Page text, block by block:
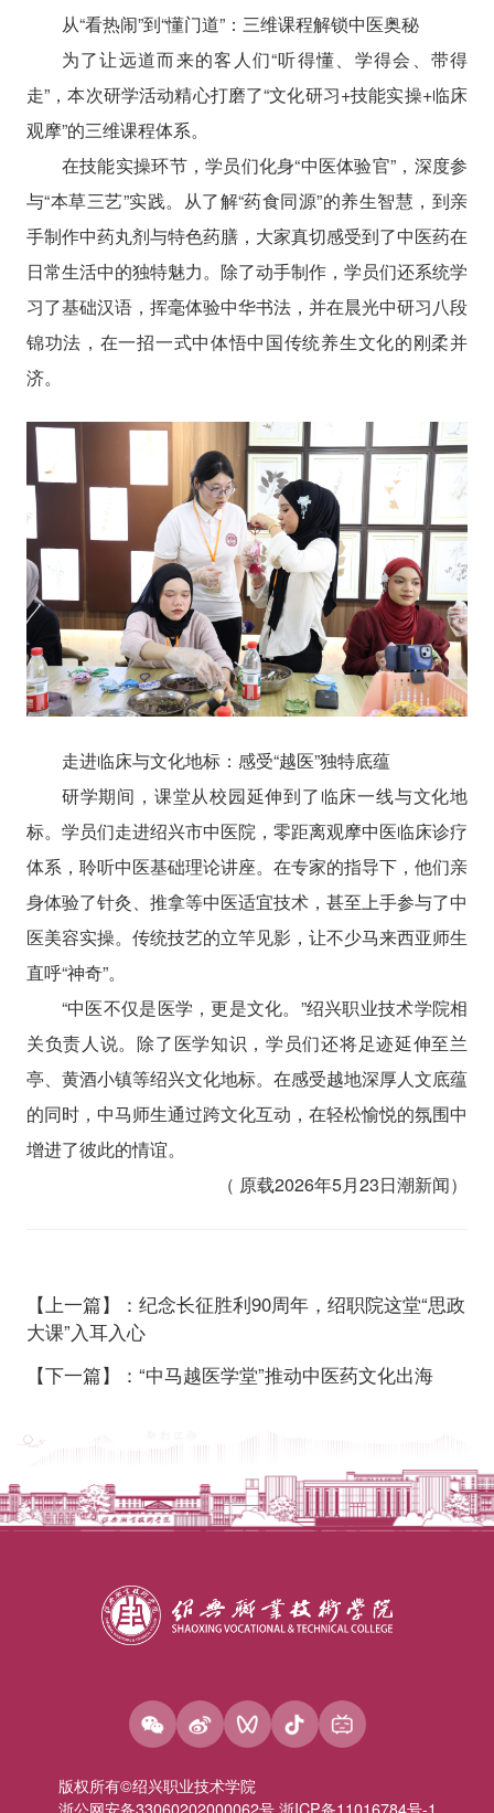
从“看热闹”到“懂门道”：三维课程解锁中医奥秘
为了让远道而来的客人们“听得懂、学得会、带得
走”，本次研学活动精心打磨了“文化研习+技能实操+临床
观摩”的三维课程体系。
在技能实操环节，学员们化身“中医体验官”，深度参
与“本草三艺”实践。从了解“药食同源”的养生智慧，到亲
手制作中药丸剂与特色药膳，大家真切感受到了中医药在
日常生活中的独特魅力。除了动手制作，学员们还系统学
习了基础汉语，挥毫体验中华书法，并在晨光中研习八段
锦功法，在一招一式中体悟中国传统养生文化的刚柔并
济。
走进临床与文化地标：感受“越医”独特底蕴
研学期间，课堂从校园延伸到了临床一线与文化地
标。学员们走进绍兴市中医院，零距离观摩中医临床诊疗
体系，聆听中医基础理论讲座。在专家的指导下，他们亲
身体验了针灸、推拿等中医适宜技术，甚至上手参与了中
医美容实操。传统技艺的立竿见影，让不少马来西亚师生
直呼“神奇”。
“中医不仅是医学，更是文化。”绍兴职业技术学院相
关负责人说。除了医学知识，学员们还将足迹延伸至兰
亭、黄酒小镇等绍兴文化地标。在感受越地深厚人文底蕴
的同时，中马师生通过跨文化互动，在轻松愉悦的氛围中
增进了彼此的情谊。
（ 原载2026年5月23日潮新闻）
【上一篇】：纪念长征胜利90周年，绍职院这堂“思政
大课”入耳入心
【下一篇】：“中马越医学堂”推动中医药文化出海
版权所有©绍兴职业技术学院